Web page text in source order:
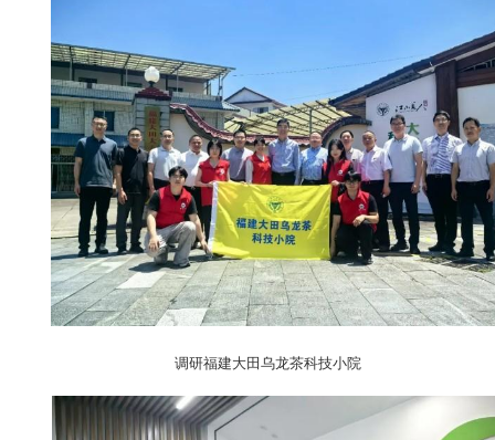
调研福建大田乌龙茶科技小院